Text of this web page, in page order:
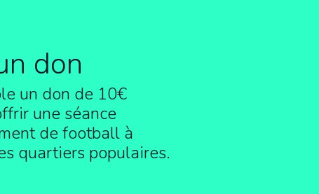
don
un don de 10€
une séance
de football à
quartiers populaires.